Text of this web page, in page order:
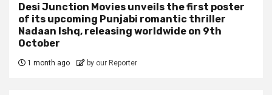
Desi Junction Movies unveils the first poster
of its upcoming Punjabi romantic thriller
Nadaan Ishq, releasing worldwide on 9th
October
1 month ago by our Reporter